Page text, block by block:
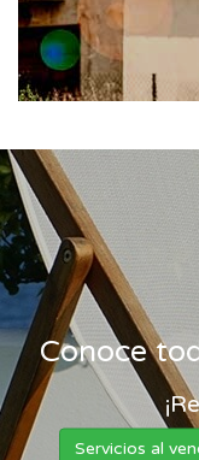
Conoce
Servicios al